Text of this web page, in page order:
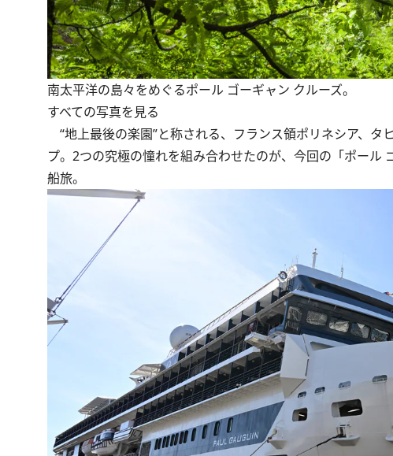
南太平洋の島々をめぐるポール ゴーギャン クルーズ。
すべての写真を見る
“地上最後の楽園”と称される、フランス領ポリネシア、タ
プ。2つの究極の憧れを組み合わせたのが、今回の「ポール
船旅。